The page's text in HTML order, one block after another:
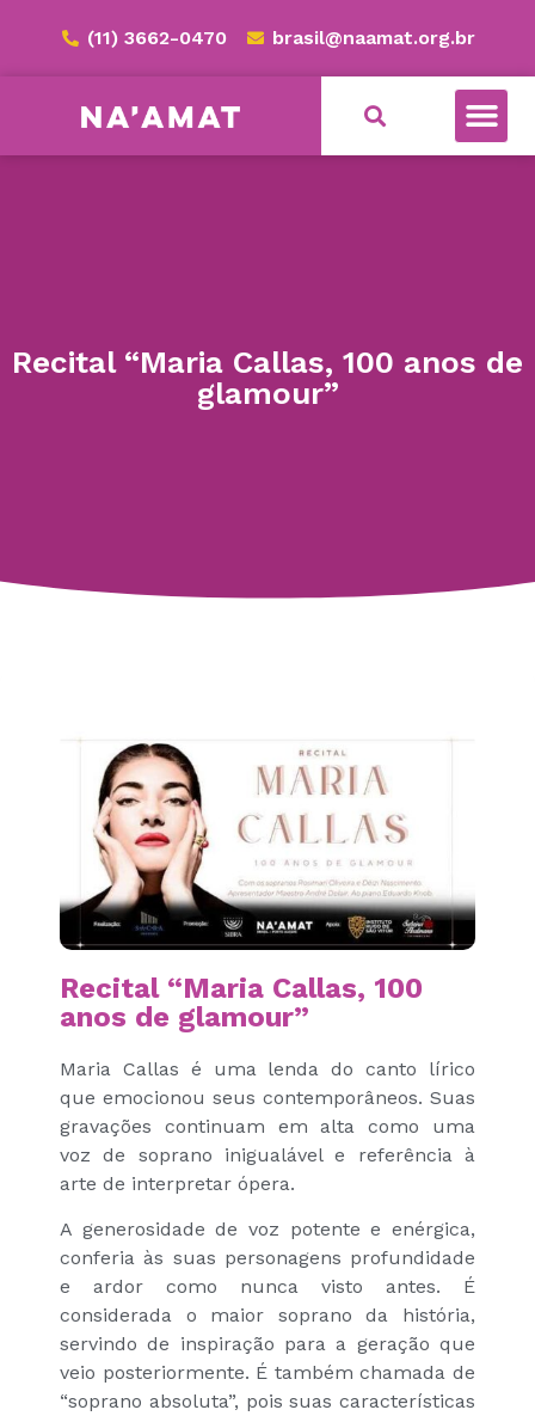
(11) 3662-0470 brasil@naamat.org.br
Recital “Maria Callas, 100 anos de
glamour”
Recital “Maria Callas, 100
anos de glamour”
Maria Callas é uma lenda do canto lírico
que emocionou seus contemporâneos. Suas
gravações continuam em alta como uma
voz de soprano inigualável e referência à
arte de interpretar ópera.
A generosidade de voz potente e enérgica,
conferia às suas personagens profundidade
e ardor como nunca visto antes. É
considerada o maior soprano da história,
servindo de inspiração para a geração que
veio posteriormente. É também chamada de
“soprano absoluta”, pois suas características